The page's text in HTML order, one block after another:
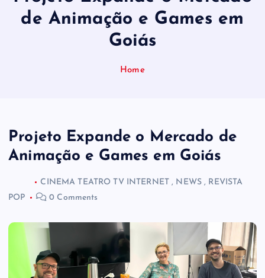
de Animação e Games em
Goiás
Home
Projeto Expande o Mercado de
Animação e Games em Goiás
CINEMA TEATRO TV INTERNET, NEWS, REVISTA
POP
0 Comments